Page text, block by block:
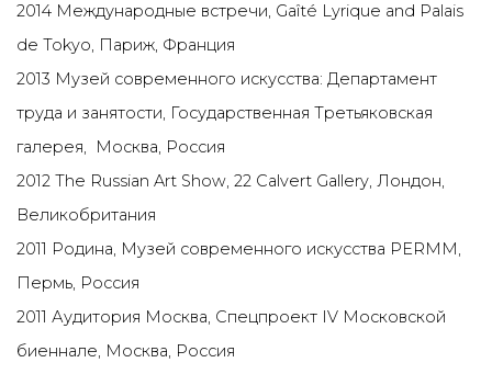
2014 Международные встречи, Gaîté Lyrique and Palais
de Tokyo, Париж, Франция
2013 Музей современного искусства: Департамент
труда и занятости, Государственная Третьяковская
галерея, Москва, Россия
2012 The Russian Art Show, 22 Calvert Gallery, Лондон,
Великобритания
2011 Родина, Музей современного искусства PERMM,
Пермь, Россия
2011 Аудитория Москва, Спецпроект IV Московской
биеннале, Москва, Россия